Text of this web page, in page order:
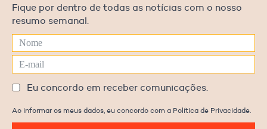
Fique por dentro de todas as notícias com o nosso
resumo semanal.
Eu concordo em receber comunicações.
Ao informar os meus dados, eu concordo com a Política de Privacidade.